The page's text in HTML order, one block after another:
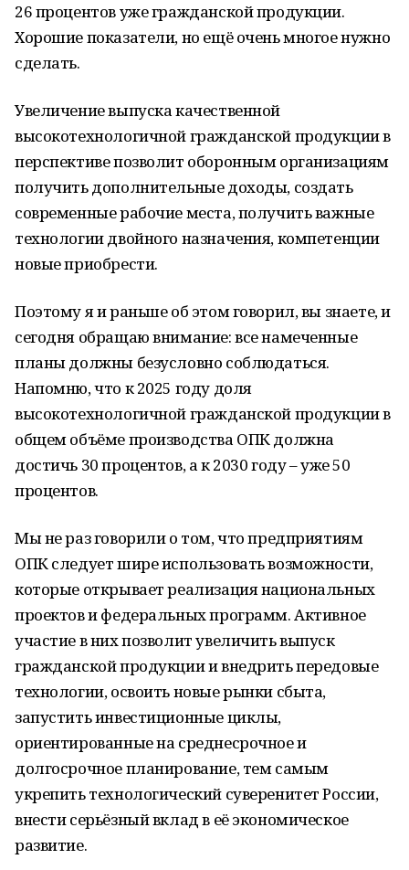
26 процентов уже гражданской продукции.
Хорошие показатели, но ещё очень многое нужно
сделать.
Увеличение выпуска качественной
высокотехнологичной гражданской продукции в
перспективе позволит оборонным организациям
получить дополнительные доходы, создать
современные рабочие места, получить важные
технологии двойного назначения, компетенции
новые приобрести.
Поэтому я и раньше об этом говорил, вы знаете, и
сегодня обращаю внимание: все намеченные
планы должны безусловно соблюдаться.
Напомню, что к 2025 году доля
высокотехнологичной гражданской продукции в
общем объёме производства ОПК должна
достичь 30 процентов, а к 2030 году – уже 50
процентов.
Мы не раз говорили о том, что предприятиям
ОПК следует шире использовать возможности,
которые открывает реализация национальных
проектов и федеральных программ. Активное
участие в них позволит увеличить выпуск
гражданской продукции и внедрить передовые
технологии, освоить новые рынки сбыта,
запустить инвестиционные циклы,
ориентированные на среднесрочное и
долгосрочное планирование, тем самым
укрепить технологический суверенитет России,
внести серьёзный вклад в её экономическое
развитие.